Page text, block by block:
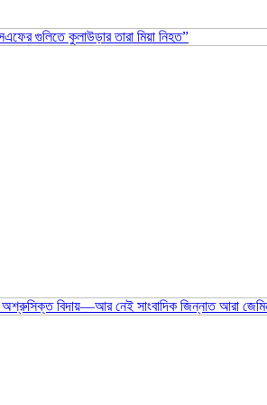
গুলিতে কুলাউড়ার তারা মিয়া নিহত”
বিদায়—আর নেই সাংবাদিক জিন্নাত আরা